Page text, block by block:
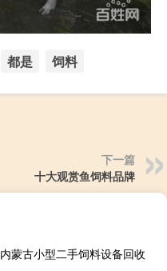
都是 饲料
下一篇
十大观赏鱼饲料品牌
内蒙古小型二手饲料设备回收